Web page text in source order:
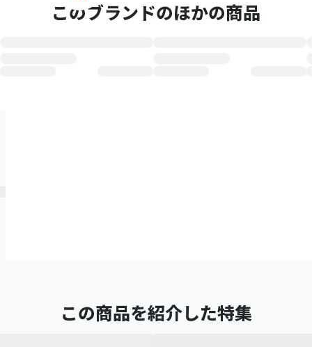
このブランドのほかの商品
この商品を紹介した特集